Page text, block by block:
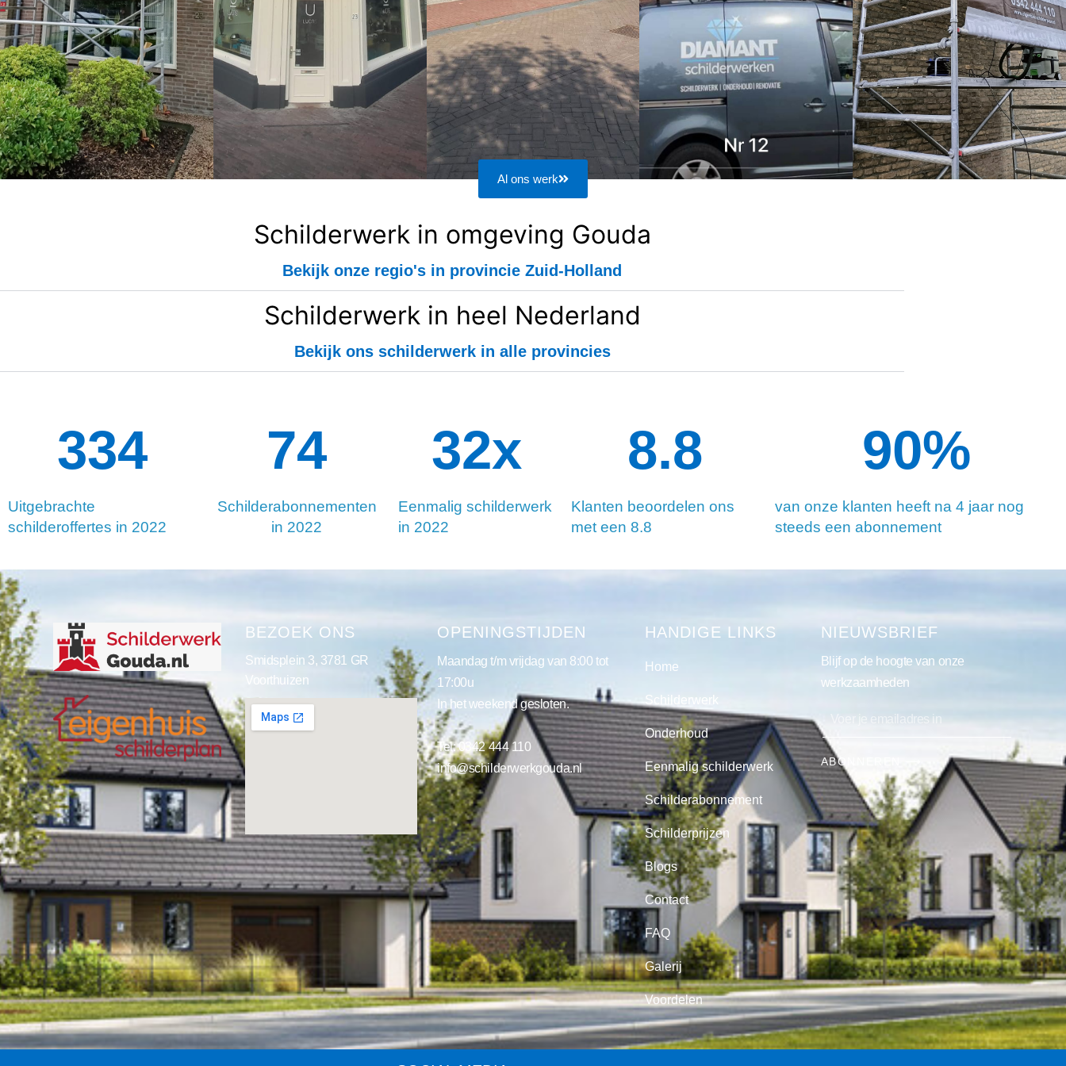
Al ons werk
Schilderwerk in omgeving Gouda
Bekijk onze regio's in provincie Zuid-Holland
Schilderwerk in heel Nederland
Bekijk ons schilderwerk in alle provincies
Uitgebrachte
schilderoffertes in 2022
334
Schilderabonnementen
in 2022
130
Eenmalig schilderwerk
in 2022
34x
Klanten beoordelen ons
met een 8.8
8.8
van onze klanten heeft na 4 jaar nog
steeds een abonnement
90%
BEZOEK ONS
Smidsplein 3, 3781 GR
Voorthuizen
OPENINGSTIJDEN
Maandag t/m vrijdag van 8:00 tot
17:00u
In het weekend gesloten.
Tel:0342 444 110
info@schilderwerkgouda.nl
HANDIGE LINKS
Home
Schilderwerk
Onderhoud
Eenmalig schilderwerk
Schilderabonnement
Schilderprijzen
Blogs
Contact
FAQ
Galerij
Voordelen
NIEUWSBRIEF
Blijf op de hoogte van onze
werkzaamheden
ABONNEREN ⟶